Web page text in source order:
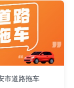
市道路拖车